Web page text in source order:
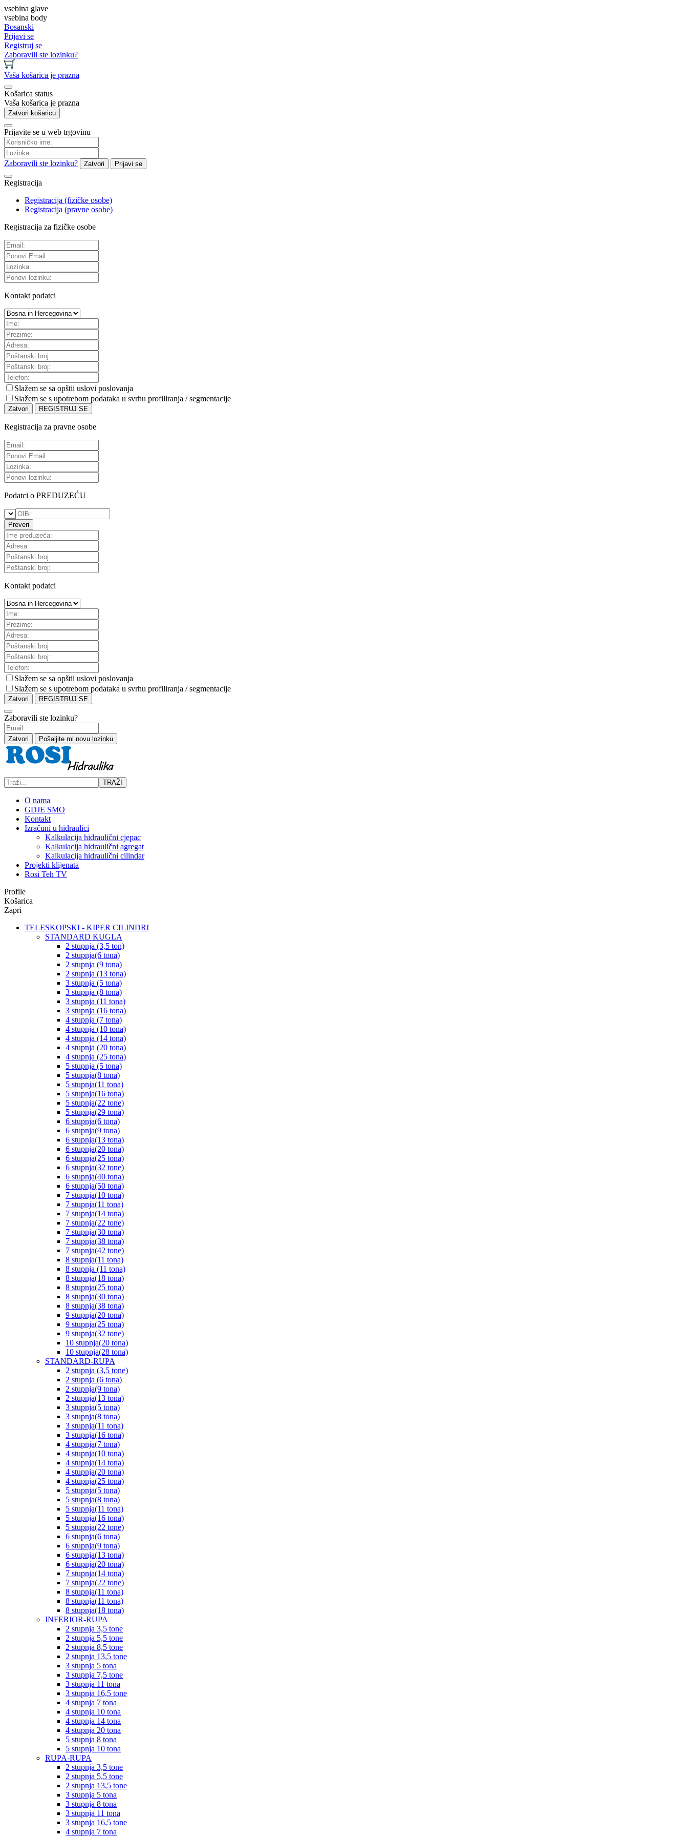
vsebina glave
vsebina body
Bosanski
Prijavi se
Registruj se
Zaboravili ste lozinku?
Vaša košarica je prazna
Košarica status
Vaša košarica je prazna
Zatvori košaricu
Prijavite se u web trgovinu
Zaboravili ste lozinku? Zatvori Prijavi se
Registracija
Registracija (fizičke osobe)
Registracija (pravne osobe)
Registracija za fizičke osobe
Kontakt podatci
Slažem se sa opštii uslovi poslovanja
Slažem se s upotrebom podataka u svrhu profiliranja / segmentacije
Zatvori REGISTRUJ SE
Registracija za pravne osobe
Podatci o PREDUZEĆU
Preveri
Kontakt podatci
Slažem se sa opštii uslovi poslovanja
Slažem se s upotrebom podataka u svrhu profiliranja / segmentacije
Zatvori REGISTRUJ SE
Zaboravili ste lozinku?
Zatvori Pošaljite mi novu lozinku
TRAŽI
O nama
GDJE SMO
Kontakt
Izračuni u hidraulici
Kalkulacija hidraulični cjepac
Kalkulacija hidraulični agregat
Kalkulacija hidraulični cilindar
Projekti klijenata
Rosi Teh TV
Profile
Košarica
Zapri
TELESKOPSKI - KIPER CILINDRI
STANDARD KUGLA
2 stupnja (3,5 ton)
2 stupnja(6 tona)
2 stupnja (9 tona)
2 stupnja (13 tona)
3 stupnja (5 tona)
3 stupnja (8 tona)
3 stupnja (11 tona)
3 stupnja (16 tona)
4 stupnja (7 tona)
4 stupnja (10 tona)
4 stupnja (14 tona)
4 stupnja (20 tona)
4 stupnja (25 tona)
5 stupnja (5 tona)
5 stupnja(8 tona)
5 stupnja(11 tona)
5 stupnja(16 tona)
5 stupnja(22 tone)
5 stupnja(29 tona)
6 stupnja(6 tona)
6 stupnja(9 tona)
6 stupnja(13 tona)
6 stupnja(20 tona)
6 stupnja(25 tona)
6 stupnja(32 tone)
6 stupnja(40 tona)
6 stupnja(50 tona)
7 stupnja(10 tona)
7 stupnja(11 tona)
7 stupnja(14 tona)
7 stupnja(22 tone)
7 stupnja(30 tona)
7 stupnja(38 tona)
7 stupnja(42 tone)
8 stupnja(11 tona)
8 stupnja (11 tona)
8 stupnja(18 tona)
8 stupnja(25 tona)
8 stupnja(30 tona)
8 stupnja(38 tona)
9 stupnja(20 tona)
9 stupnja(25 tona)
9 stupnja(32 tone)
10 stupnja(20 tona)
10 stupnja(28 tona)
STANDARD-RUPA
2 stupnja (3,5 tone)
2 stupnja (6 tona)
2 stupnja(9 tona)
2 stupnja(13 tona)
3 stupnja(5 tona)
3 stupnja(8 tona)
3 stupnja(11 tona)
3 stupnja(16 tona)
4 stupnja(7 tona)
4 stupnja(10 tona)
4 stupnja(14 tona)
4 stupnja(20 tona)
4 stupnja(25 tona)
5 stupnja(5 tona)
5 stupnja(8 tona)
5 stupnja(11 tona)
5 stupnja(16 tona)
5 stupnja(22 tone)
6 stupnja(6 tona)
6 stupnja(9 tona)
6 stupnja(13 tona)
6 stupnja(20 tona)
7 stupnja(14 tona)
7 stupnja(22 tone)
8 stupnja(11 tona)
8 stupnja(11 tona)
8 stupnja(18 tona)
INFERIOR-RUPA
2 stupnja 3,5 tone
2 stupnja 5,5 tone
2 stupnja 8,5 tone
2 stupnja 13,5 tone
3 stupnja 5 tona
3 stupnja 7,5 tone
3 stupnja 11 tona
3 stupnja 16,5 tone
4 stupnja 7 tona
4 stupnja 10 tona
4 stupnja 14 tona
4 stupnja 20 tona
5 stupnja 8 tona
5 stupnja 10 tona
RUPA-RUPA
2 stupnja 3,5 tone
2 stupnja 5,5 tone
2 stupnja 13,5 tone
3 stupnja 5 tona
3 stupnja 8 tona
3 stupnja 11 tona
3 stupnja 16,5 tone
4 stupnja 7 tona